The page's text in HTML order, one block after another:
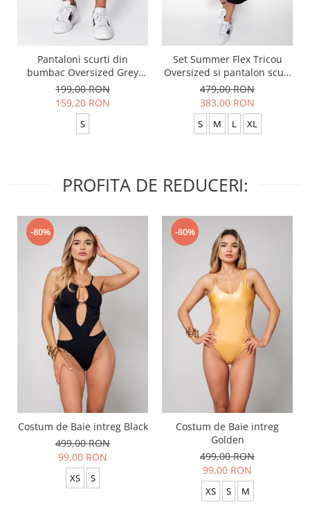
Pantaloni scurti din
bumbac Oversized Grey
Anthracite
199,00 RON
159,20 RON
S
Set Summer Flex Tricou
Oversized si pantalon scurt
Baggy Black
479,00 RON
383,00 RON
S M L XL
PROFITA DE REDUCERI:
-80%
Costum de Baie intreg Black
499,00 RON
99,00 RON
XS S
-80%
Costum de Baie intreg
Golden
499,00 RON
99,00 RON
XS S M